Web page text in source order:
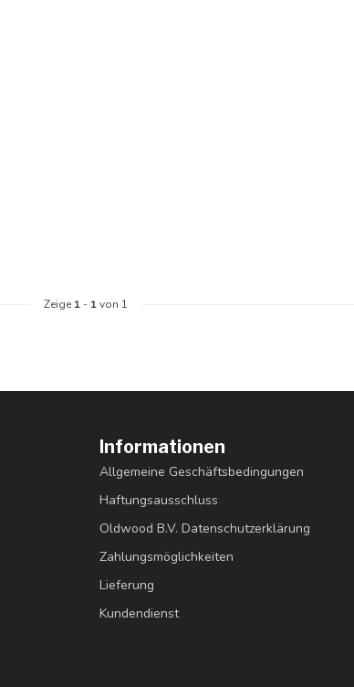
Zeige 1 - 1von 1
Informationen
Allgemeine Geschäftsbedingungen
Haftungsausschluss
Oldwood B.V. Datenschutzerklärung
Zahlungsmöglichkeiten
Lieferung
Kundendienst